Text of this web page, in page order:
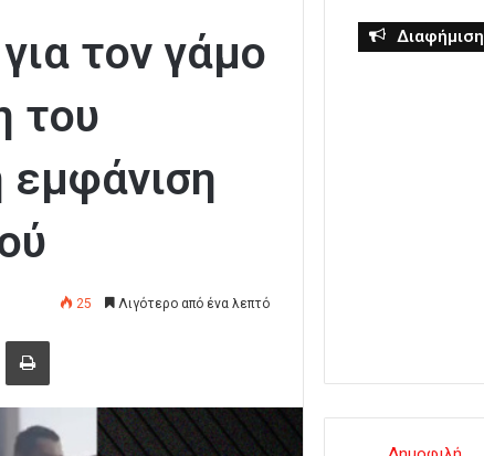
τον γάμο
του
εμφάνιση
25 Λιγότερο από ένα λεπτό
Διαφήμιση